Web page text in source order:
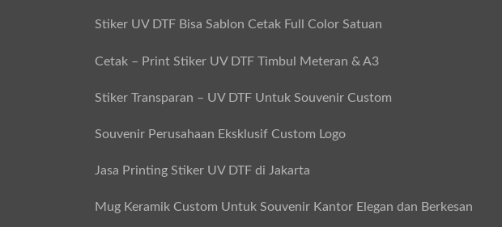
Stiker UV DTF Bisa Sablon Cetak Full Color Satuan
Cetak – Print Stiker UV DTF Timbul Meteran & A3
Stiker Transparan – UV DTF Untuk Souvenir Custom
Souvenir Perusahaan Eksklusif Custom Logo
Jasa Printing Stiker UV DTF di Jakarta
Mug Keramik Custom Untuk Souvenir Kantor Elegan dan Berkesan